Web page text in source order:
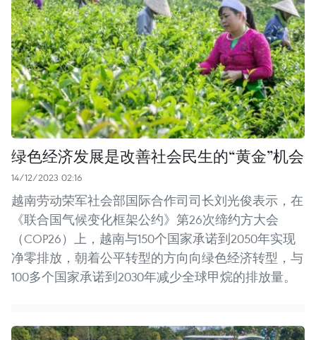
绿色经济发展是改善社会民生的“黄金”机会
14/12/2023 02:16
越南劳动荣军社会部国际合作司司长刘光俊表示，在
《联合国气候变化框架公约》第26次缔约方大会
（COP26）上，越南与150个国家承诺到2050年实现
净零排放，朝着公平转型的方向向绿色经济转型，与
100多个国家承诺到2030年减少全球甲烷的排放量。